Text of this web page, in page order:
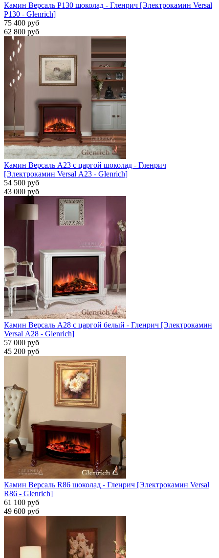
Камин Версаль P130 шоколад - Гленрич [Электрокамин Versal
P130 - Glenrich]
75 400 руб
62 800 руб
Камин Версаль A23 с царгой шоколад - Гленрич
[Электрокамин Versal А23 - Glenrich]
54 500 руб
43 000 руб
Камин Версаль A28 с царгой белый - Гленрич [Электрокамин
Versal А28 - Glenrich]
57 000 руб
45 200 руб
Камин Версаль R86 шоколад - Гленрич [Электрокамин Versal
R86 - Glenrich]
61 100 руб
49 600 руб